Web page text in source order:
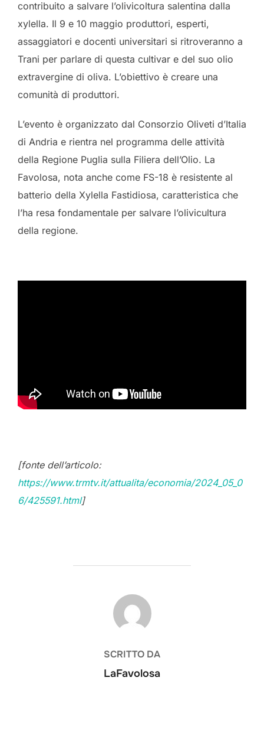
contribuito a salvare l’olivicoltura salentina dalla
xylella. Il 9 e 10 maggio produttori, esperti,
assaggiatori e docenti universitari si ritroveranno a
Trani per parlare di questa cultivar e del suo olio
extravergine di oliva. L’obiettivo è creare una
comunità di produttori.
L’evento è organizzato dal Consorzio Oliveti d’Italia
di Andria e rientra nel programma delle attività
della Regione Puglia sulla Filiera dell’Olio. La
Favolosa, nota anche come FS-18 è resistente al
batterio della Xylella Fastidiosa, caratteristica che
l’ha resa fondamentale per salvare l’olivicultura
della regione.
[fonte dell’articolo:
https://www.trmtv.it/attualita/economia/2024_05_0
6/425591.html]
AUTORE DELL'ARTICOLO
SCRITTO DA
LaFavolosa